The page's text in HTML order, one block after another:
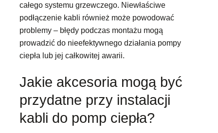
całego systemu grzewczego. Niewłaściwe
podłączenie kabli również może powodować
problemy – błędy podczas montażu mogą
prowadzić do nieefektywnego działania pompy
ciepła lub jej całkowitej awarii.
Jakie akcesoria mogą być
przydatne przy instalacji
kabli do pomp ciepła?